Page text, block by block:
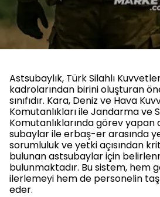
Astsubaylık, Türk Silahlı
kadrolarından birini oluşturan
sınıfıdır. Kara, Deniz ve Hava
Komutanlıkları ile Jandarma ve
Komutanlıklarında görev yapan
subaylar ile erbaş-er arasında
sorumluluk ve yetki açısından
bulunan astsubaylar için
bulunmaktadır. Bu sistem, hem
ilerlemeyi hem de personelin
eder.